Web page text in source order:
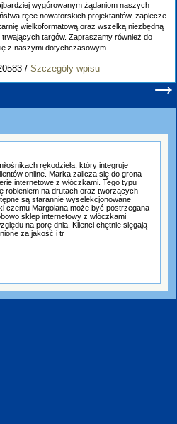
wygórowanym żądaniom naszych
ręce nowatorskich projektantów, zaplecze
wielkoformatową oraz wszelką niezbędną
targów. Zapraszamy również do
z naszymi dotychczasowym
/ Szczegóły wpisu
→
rękodzieła, który integruje
online. Marka zalicza się do grona
internetowe z włóczkami. Tego typu
robieniem na drutach oraz tworzących
są starannie wyselekcjonowane
czemu Margolana może być postrzegana
sklep internetowy z włóczkami
na porę dnia. Klienci chętnie sięgają
za jakość i tr